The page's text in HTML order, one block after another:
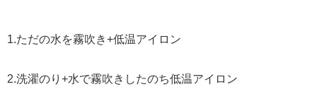
1.ただの水を霧吹き+低温アイロン
2.洗濯のり +水で霧吹きしたのち低温アイロン